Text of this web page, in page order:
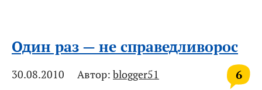
Один раз — не справедливорос
6
30.08.2010 Автор: blogger51